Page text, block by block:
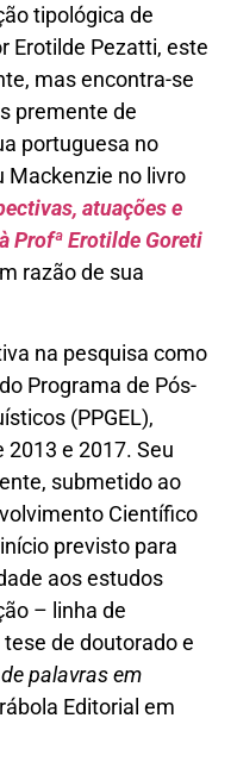
tipológica de
Erotilde Pezatti, este
mas encontra-se
premente de
portuguesa no
Mackenzie no livro
atuações e
Profª Erotilde Goreti
razão de sua
na pesquisa como
Programa de Pós-
(PPGEL),
e 2017. Seu
submetido ao
Científico
previsto para
aos estudos
– linha de
de doutorado e
palavras em
Editorial em